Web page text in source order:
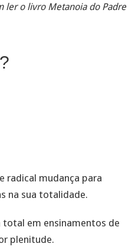
ler o livro Metanoia do Padre
radical mudança para
na sua totalidade.
total em ensinamentos de
plenitude.